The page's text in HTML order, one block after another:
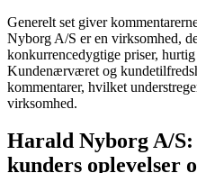
Generelt set giver
Nyborg A/S er en virksomhed,
konkurrencedygtige priser,
Kundenærværet og
kommentarer, hvilket
virksomhed.
Harald Nyborg A/
kunders oplevelser